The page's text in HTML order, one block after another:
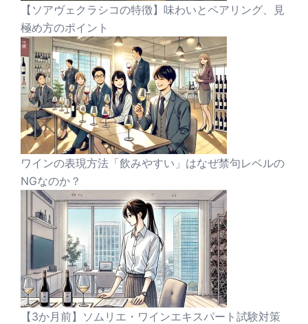
【ソアヴェクラシコの特徴】味わいとペアリング、見
極め方のポイント
ワインの表現方法「飲みやすい」はなぜ禁句レベルの
NGなのか？
【3か月前】ソムリエ・ワインエキスパート試験対策